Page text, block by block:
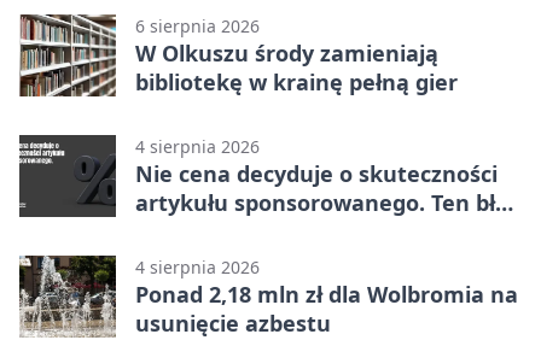
6 sierpnia 2026
W Olkuszu środy zamieniają
bibliotekę w krainę pełną gier
4 sierpnia 2026
Nie cena decyduje o skuteczności
artykułu sponsorowanego. Ten błąd
4 sierpnia 2026
Ponad 2,18 mln zł dla Wolbromia na
usunięcie azbestu